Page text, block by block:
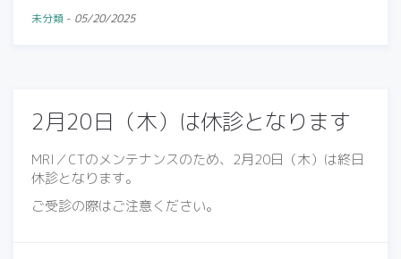
未分類 - 05/20/2025
2月20日（木）は休診となります
MRI／CTのメンテナンスのため、2月20日（木）は終日
休診となります。
ご受診の際はご注意ください。